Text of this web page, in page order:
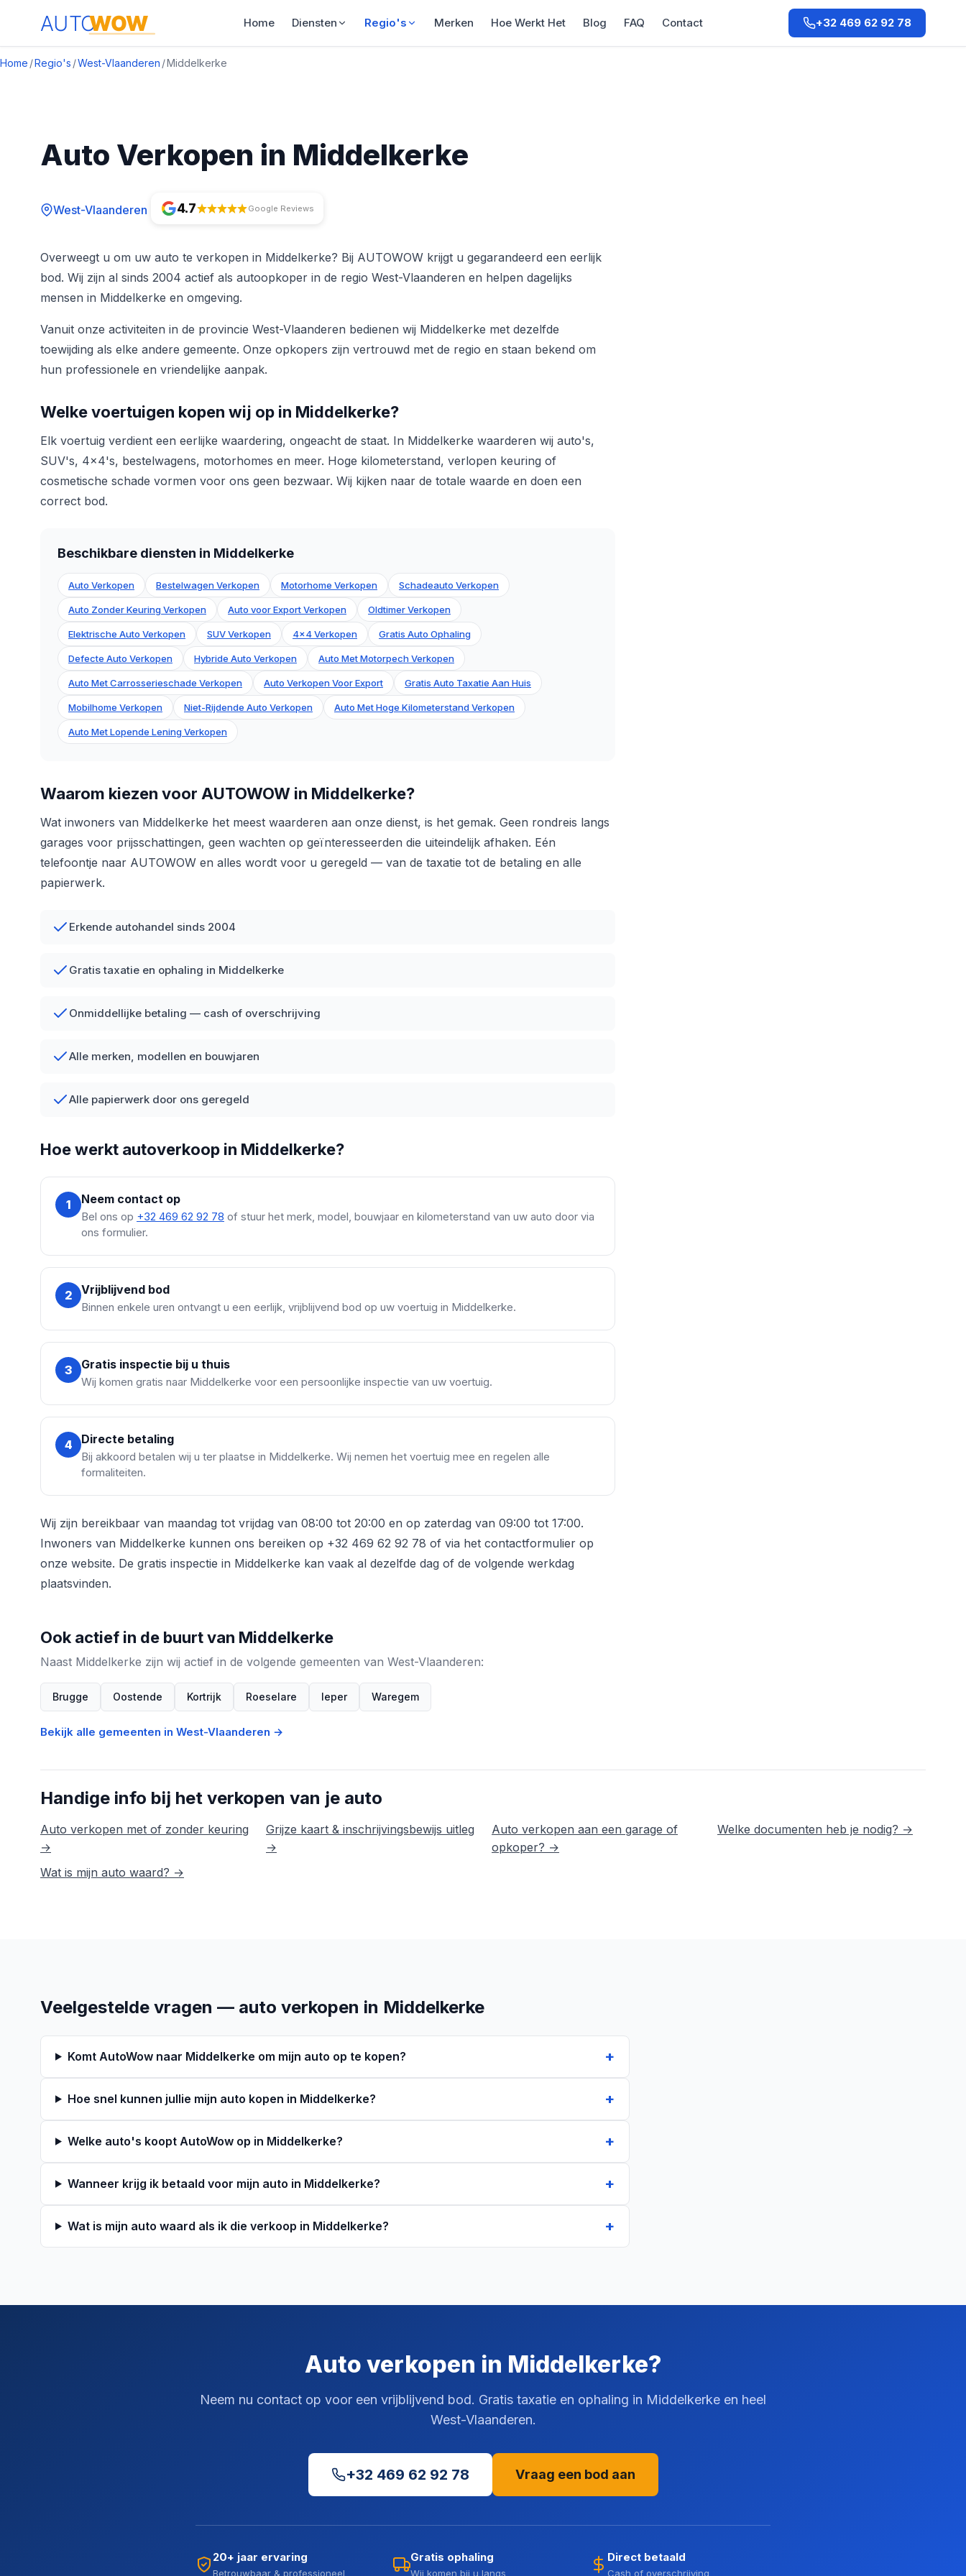
Home Diensten Regio's Merken Hoe Werkt Het Blog FAQ Contact +32 469 62 92 78
Home /Regio's /West-Vlaanderen /Middelkerke
Auto Verkopen in Middelkerke
West-Vlaanderen 4.7 Google Reviews
Overweegt u om uw auto te verkopen in Middelkerke? Bij AUTOWOW krijgt u gegarandeerd een eerlijk
bod. Wij zijn al sinds 2004 actief als autoopkoper in de regio West-Vlaanderen en helpen dagelijks
mensen in Middelkerke en omgeving.
Vanuit onze activiteiten in de provincie West-Vlaanderen bedienen wij Middelkerke met dezelfde
toewijding als elke andere gemeente. Onze opkopers zijn vertrouwd met de regio en staan bekend om
hun professionele en vriendelijke aanpak.
Welke voertuigen kopen wij op in Middelkerke?
Elk voertuig verdient een eerlijke waardering, ongeacht de staat. In Middelkerke waarderen wij auto's,
SUV's, 4x4's, bestelwagens, motorhomes en meer. Hoge kilometerstand, verlopen keuring of
cosmetische schade vormen voor ons geen bezwaar. Wij kijken naar de totale waarde en doen een
correct bod.
Beschikbare diensten in Middelkerke
Auto Verkopen Bestelwagen Verkopen Motorhome Verkopen Schadeauto Verkopen
Auto Zonder Keuring Verkopen Auto voor Export Verkopen Oldtimer Verkopen
Elektrische Auto Verkopen SUV Verkopen 4x4 Verkopen Gratis Auto Ophaling
Defecte Auto Verkopen Hybride Auto Verkopen Auto Met Motorpech Verkopen
Auto Met Carrosserieschade Verkopen Auto Verkopen Voor Export Gratis Auto Taxatie Aan Huis
Mobilhome Verkopen Niet-Rijdende Auto Verkopen Auto Met Hoge Kilometerstand Verkopen
Auto Met Lopende Lening Verkopen
Waarom kiezen voor AUTOWOW in Middelkerke?
Wat inwoners van Middelkerke het meest waarderen aan onze dienst, is het gemak. Geen rondreis langs
garages voor prijsschattingen, geen wachten op geïnteresseerden die uiteindelijk afhaken. Eén
telefoontje naar AUTOWOW en alles wordt voor u geregeld — van de taxatie tot de betaling en alle
papierwerk.
Erkende autohandel sinds 2004
Gratis taxatie en ophaling in Middelkerke
Onmiddellijke betaling — cash of overschrijving
Alle merken, modellen en bouwjaren
Alle papierwerk door ons geregeld
Hoe werkt autoverkoop in Middelkerke?
1 Neem contact op
Bel ons op +32 469 62 92 78 of stuur het merk, model, bouwjaar en kilometerstand van uw auto door via
ons formulier.
2 Vrijblijvend bod
Binnen enkele uren ontvangt u een eerlijk, vrijblijvend bod op uw voertuig in Middelkerke.
3 Gratis inspectie bij u thuis
Wij komen gratis naar Middelkerke voor een persoonlijke inspectie van uw voertuig.
4 Directe betaling
Bij akkoord betalen wij u ter plaatse in Middelkerke. Wij nemen het voertuig mee en regelen alle
formaliteiten.
Wij zijn bereikbaar van maandag tot vrijdag van 08:00 tot 20:00 en op zaterdag van 09:00 tot 17:00.
Inwoners van Middelkerke kunnen ons bereiken op +32 469 62 92 78 of via het contactformulier op
onze website. De gratis inspectie in Middelkerke kan vaak al dezelfde dag of de volgende werkdag
plaatsvinden.
Ook actief in de buurt van Middelkerke
Naast Middelkerke zijn wij actief in de volgende gemeenten van West-Vlaanderen:
Brugge Oostende Kortrijk Roeselare Ieper Waregem
Bekijk alle gemeenten in West-Vlaanderen →
Handige info bij het verkopen van je auto
Auto verkopen met of zonder keuring
→
Grijze kaart & inschrijvingsbewijs uitleg
→
Auto verkopen aan een garage of
opkoper? →
Welke documenten heb je nodig? →
Wat is mijn auto waard? →
Veelgestelde vragen — auto verkopen in Middelkerke
Komt AutoWow naar Middelkerke om mijn auto op te kopen?
Hoe snel kunnen jullie mijn auto kopen in Middelkerke?
Welke auto's koopt AutoWow op in Middelkerke?
Wanneer krijg ik betaald voor mijn auto in Middelkerke?
Wat is mijn auto waard als ik die verkoop in Middelkerke?
Auto verkopen in Middelkerke?
Neem nu contact op voor een vrijblijvend bod. Gratis taxatie en ophaling in Middelkerke en heel
West-Vlaanderen.
+32 469 62 92 78 Vraag een bod aan
20+ jaar ervaring
Betrouwbaar & professioneel
Gratis ophaling
Wij komen bij u langs
Direct betaald
Cash of overschrijving